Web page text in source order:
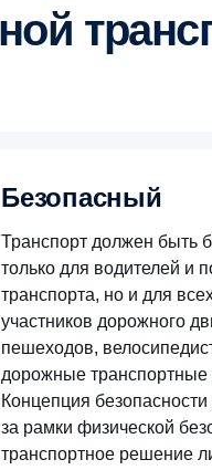
Безопасный
Транспорт должен быть
только для водителей и
транспорта, но и для
участников дорожного
пешеходов,
дорожные транспортные
Концепция
за рамки физической
транспортное решение